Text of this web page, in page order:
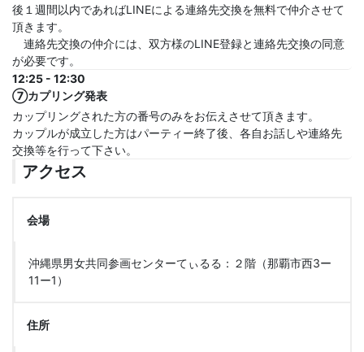
後１週間以内であればLINEによる連絡先交換を無料で仲介させて
頂きます。
連絡先交換の仲介には、双方様のLINE登録と連絡先交換の同意
が必要です。
12:25 - 12:30
⑦カプリング発表
カップリングされた方の番号のみをお伝えさせて頂きます。
カップルが成立した方はパーティー終了後、各自お話しや連絡先
交換等を行って下さい。
アクセス
会場
沖縄県男女共同参画センターてぃるる：２階（那覇市西3ー
11ー1）
住所